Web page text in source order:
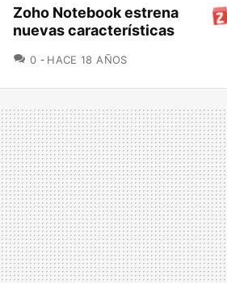
Zoho Notebook estrena
nuevas características
0 COMENTARIOS
HACE 18 AÑOS